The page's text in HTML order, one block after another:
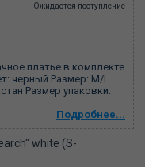
Ожидается поступление
платье в комплекте
черный Размер: M/L
Размер упаковки:
Подробнее...
white (S-